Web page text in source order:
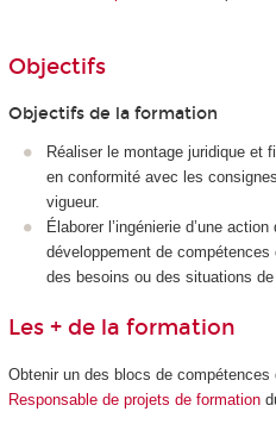
Objectifs
Objectifs de la formation
Réaliser le montage juridique et
en conformité avec les
vigueur.
Élaborer l’ingénierie d’une
développement de compétences
des besoins ou des situations de
Les + de la formation
Obtenir un des blocs de compétences
Responsable de projets de formation